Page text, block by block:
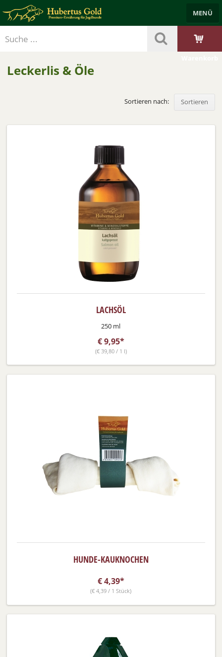
Händlerbereich Benutzerkonto Merkzettel
Zubehör
MENÜ
Leckerlis & Öle
Sortieren nach: Sortieren
LACHSÖL
250 ml
€9,95*
(€39,80 / 1 l)
HUNDE-KAUKNOCHEN
€4,39*
(€ 4,39 / 1 Stück)